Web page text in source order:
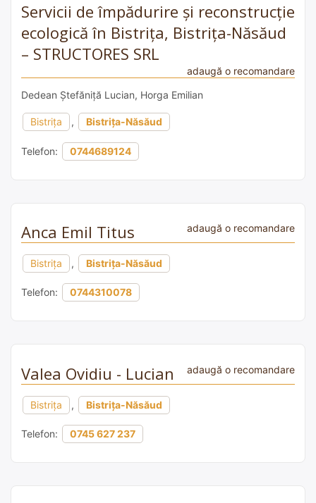
Servicii de împădurire și reconstrucție
ecologică în Bistrița, Bistrița-Năsăud
– STRUCTORES SRL
adaugă o recomandare
Dedean Ștefăniță Lucian, Horga Emilian
Bistrița , Bistrița-Năsăud
Telefon: 0744689124
Anca Emil Titus adaugă o recomandare
Bistrița , Bistrița-Năsăud
Telefon: 0744310078
Valea Ovidiu - Lucian adaugă o recomandare
Bistrița , Bistrița-Năsăud
Telefon: 0745 627 237